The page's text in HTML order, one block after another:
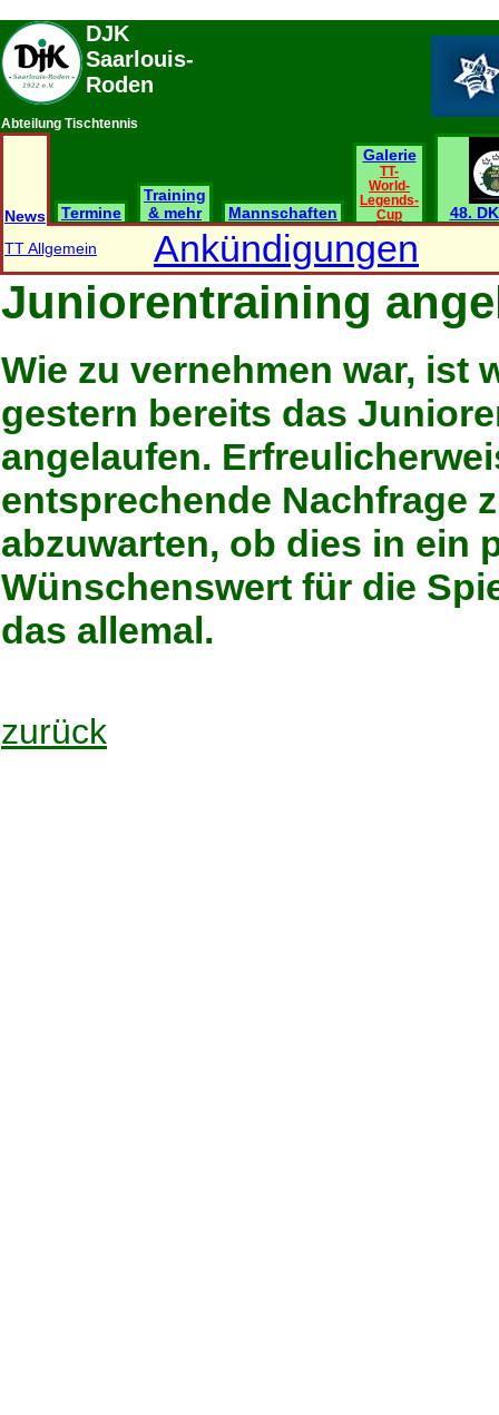
DJK
Saarlouis-
Roden
Abteilung Tischtennis
News Termine
Training
& mehr
Mannschaften
Galerie
TT-
World-
Legends-
Cup
48.
TT Allgemein
Ankündigungen
Juniorentraining
Wie zu vernehmen war, ist
gestern bereits das
angelaufen.
entsprechende Nachfrage
abzuwarten, ob dies in ein
Wünschenswert für die
das allemal.
zurück